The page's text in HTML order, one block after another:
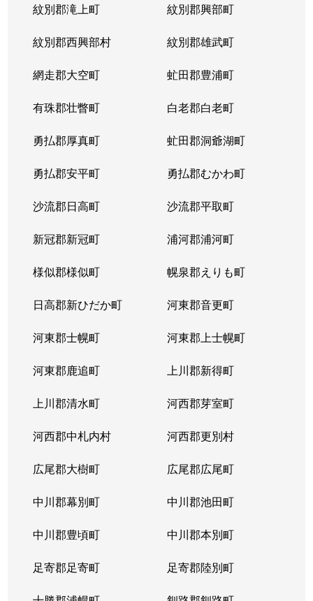
紋別郡滝上町 紋別郡興部町
紋別郡西興部村 紋別郡雄武町
網走郡大空町 虻田郡豊浦町
有珠郡壮瞥町 白老郡白老町
勇払郡厚真町 虻田郡洞爺湖町
勇払郡安平町 勇払郡むかわ町
沙流郡日高町 沙流郡平取町
新冠郡新冠町 浦河郡浦河町
様似郡様似町 幌泉郡えりも町
日高郡新ひだか町 河東郡音更町
河東郡士幌町 河東郡上士幌町
河東郡鹿追町 上川郡新得町
上川郡清水町 河西郡芽室町
河西郡中札内村 河西郡更別村
広尾郡大樹町 広尾郡広尾町
中川郡幕別町 中川郡池田町
中川郡豊頃町 中川郡本別町
足寄郡足寄町 足寄郡陸別町